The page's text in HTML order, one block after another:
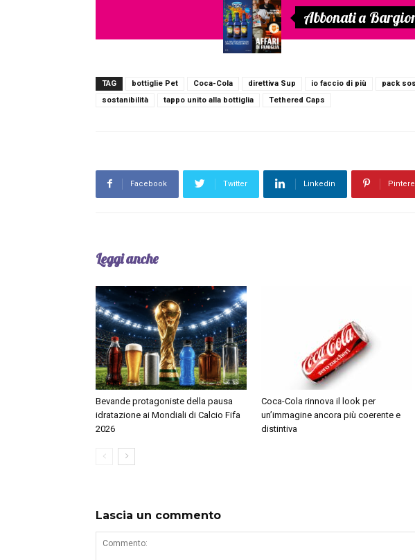
Abbonati a
TAG bottiglie Pet Coca-Cola direttiva Sup io faccio di più pack
sostanibilità
tappo unito alla bottiglia Tethered Caps
Facebook Twitter Linkedin
Leggi anche
Bevande protagoniste della pausa
idratazione ai Mondiali di Calcio Fifa
2026
Coca-Cola rinnova il look per
un’immagine ancora più coerente e
distintiva
Lascia un commento